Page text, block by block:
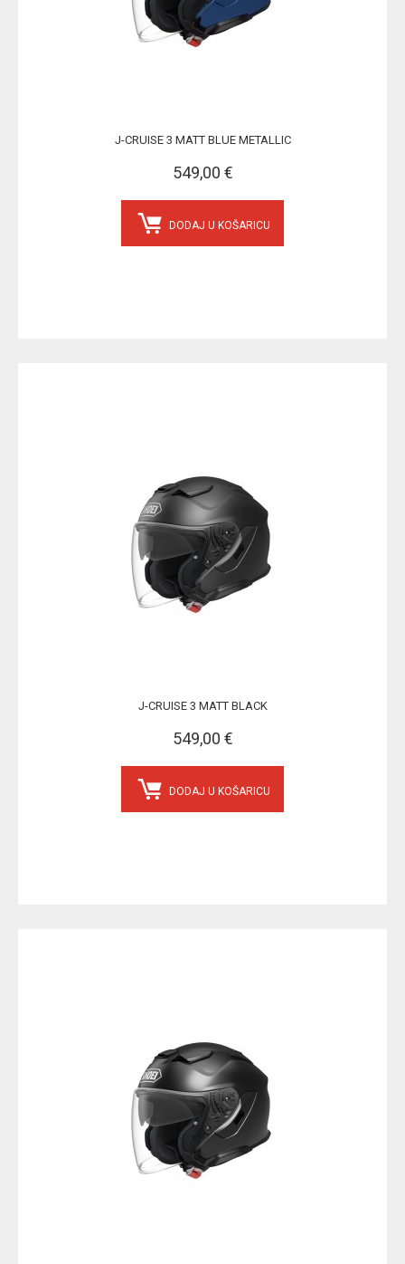
J-CRUISE 3 MATT BLUE METALLIC
549,00 €
DODAJ U KOŠARICU
J-CRUISE 3 MATT BLACK
549,00 €
DODAJ U KOŠARICU